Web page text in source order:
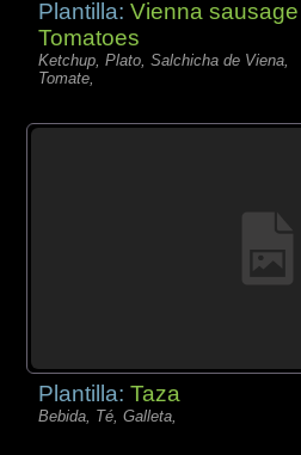
Plantilla:Vienna sausage
Tomatoes
Ketchup, Plato, Salchicha de Viena,
Tomate,
Plantilla:Taza
Bebida, Té, Galleta,